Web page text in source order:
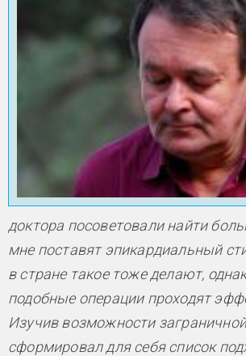
доктора посоветовали найти
мне поставят эпикардиальный ст
в стране такое тоже делают,
подобные операции проходят
Изучив возможности
сформировал для себя список